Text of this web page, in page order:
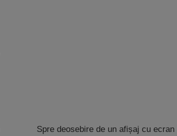
Spre deosebire de un afișaj cu ecran